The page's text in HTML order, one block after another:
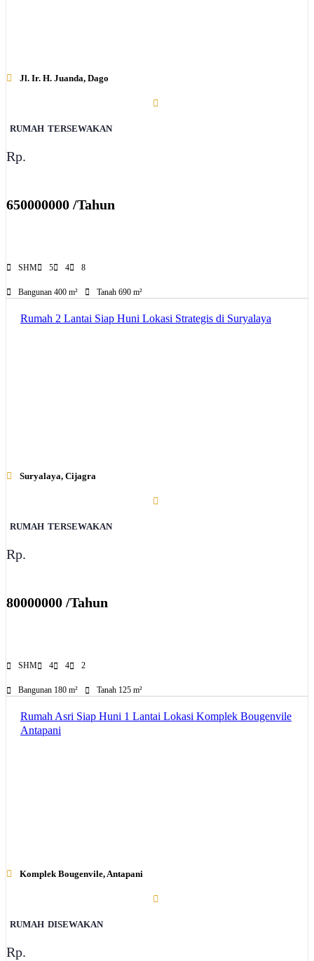
Jl. Ir. H. Juanda, Dago
RUMAH TERSEWAKAN
Rp.
650000000 /Tahun
SHM 5 4 8
Bangunan 400 m² Tanah 690 m²
Rumah 2 Lantai Siap Huni Lokasi Strategis di Suryalaya
Suryalaya, Cijagra
RUMAH TERSEWAKAN
Rp.
80000000 /Tahun
SHM 4 4 2
Bangunan 180 m² Tanah 125 m²
Rumah Asri Siap Huni 1 Lantai Lokasi Komplek Bougenvile
Antapani
Komplek Bougenvile, Antapani
RUMAH DISEWAKAN
Rp.